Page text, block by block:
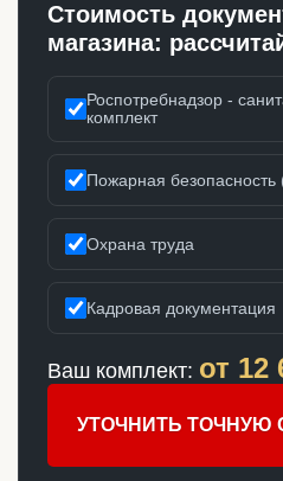
Стоимость
магазина:
Роспотребнадзор -
комплект
Пожарная
Охрана труда
Кадровая документация
Ваш комплект: от 12
УТОЧНИТЬ ТОЧНУЮ